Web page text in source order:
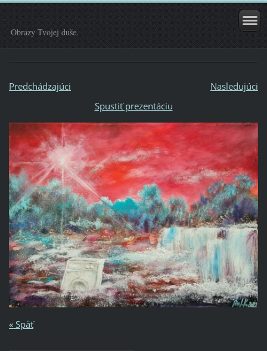
Obrazy Tvojej duše.
Predchádzajúci
Nasledujúci
Spustiť prezentáciu
« Späť